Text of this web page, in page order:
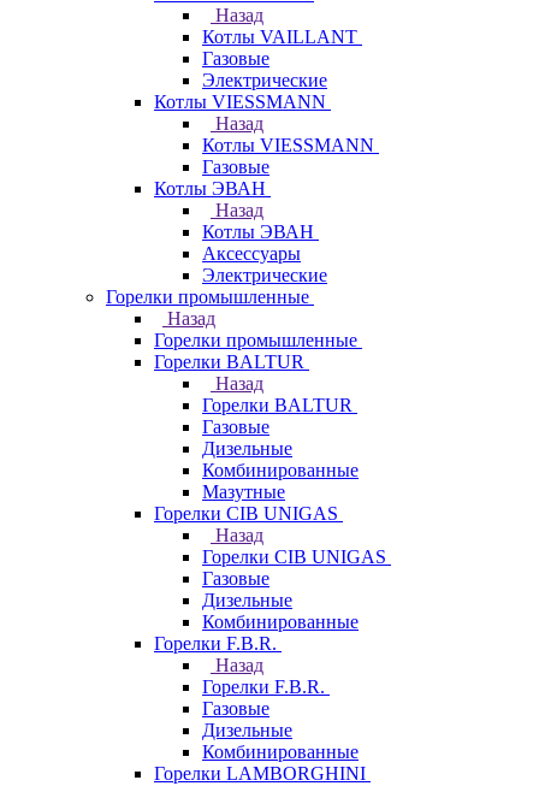
Назад
Котлы VAILLANT
Газовые
Электрические
Котлы VIESSMANN
Назад
Котлы VIESSMANN
Газовые
Котлы ЭВАН
Назад
Котлы ЭВАН
Аксессуары
Электрические
Горелки промышленные
Назад
Горелки промышленные
Горелки BALTUR
Назад
Горелки BALTUR
Газовые
Дизельные
Комбинированные
Мазутные
Горелки CIB UNIGAS
Назад
Горелки CIB UNIGAS
Газовые
Дизельные
Комбинированные
Горелки F.B.R.
Назад
Горелки F.B.R.
Газовые
Дизельные
Комбинированные
Горелки LAMBORGHINI